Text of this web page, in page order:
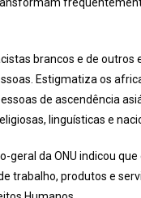
brancos e de outros
Estigmatiza os
de ascendência
linguísticas e
geral da ONU indicou
trabalho, produtos e